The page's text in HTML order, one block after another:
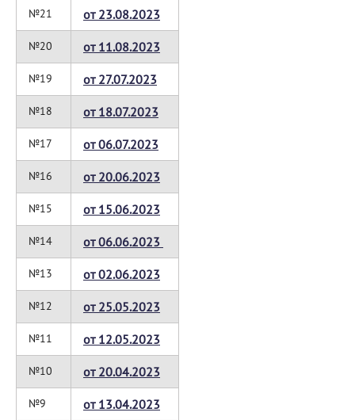
№21 от 23.08.2023
№20 от 11.08.2023
№19 от 27.07.2023
№18 от 18.07.2023
№17 от 06.07.2023
№16 от 20.06.2023
№15 от 15.06.2023
№14 от 06.06.2023
№13 от 02.06.2023
№12 от 25.05.2023
№11 от 12.05.2023
№10 от 20.04.2023
№9 от 13.04.2023